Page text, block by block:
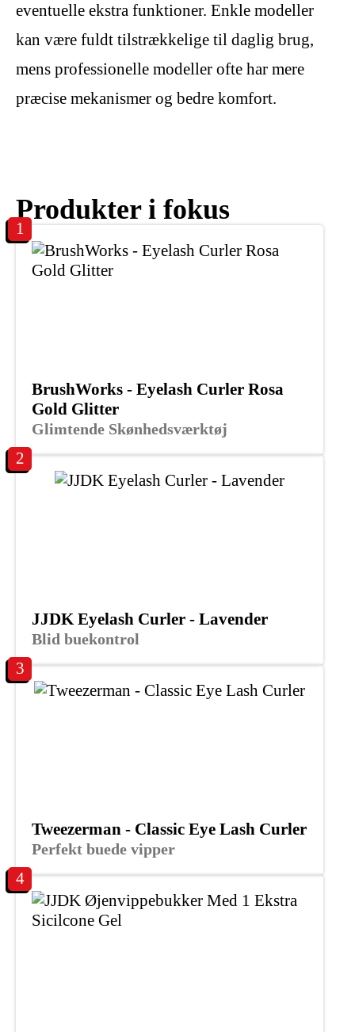
eventuelle ekstra funktioner. Enkle modeller
kan være fuldt tilstrækkelige til daglig brug,
mens professionelle modeller ofte har mere
præcise mekanismer og bedre komfort.
Produkter i fokus
1
Glimtende Skønhedsværktøj
BrushWorks - Eyelash Curler Rosa
Gold Glitter
2
Blid buekontrol
JJDK Eyelash Curler - Lavender
3
Perfekt buede vipper
Tweezerman - Classic Eye Lash Curler
4